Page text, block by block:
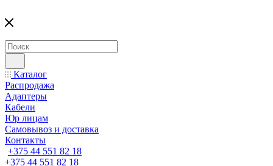
Каталог
Распродажа
Адаптеры
Кабели
Юр лицам
Самовывоз и доставка
Контакты
+375 44 551 82 18
+375 44 551 82 18